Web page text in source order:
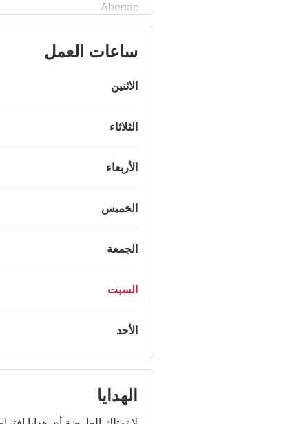
Ahegao
ساعات العمل
الاثنين
الثلاثاء
الأربعاء
الخميس
الجمعة
السبت
الأحد
الهدايا